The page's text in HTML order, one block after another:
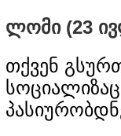
ლომი (23
თქვენ